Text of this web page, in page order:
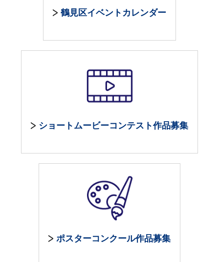
鶴見区イベントカレンダー
ショートムービーコンテスト作品募集
ポスターコンクール作品募集